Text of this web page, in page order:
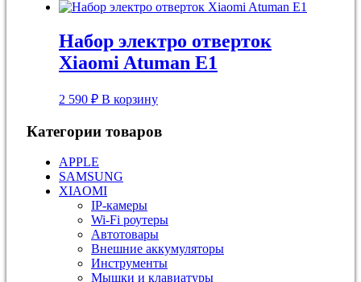
Набор электро отверток
Xiaomi Atuman E1
2 590 ₽ В корзину
Категории товаров
APPLE
SAMSUNG
XIAOMI
IP-камеры
Wi-Fi роутеры
Автотовары
Внешние аккумуляторы
Инструменты
Мышки и клавиатуры